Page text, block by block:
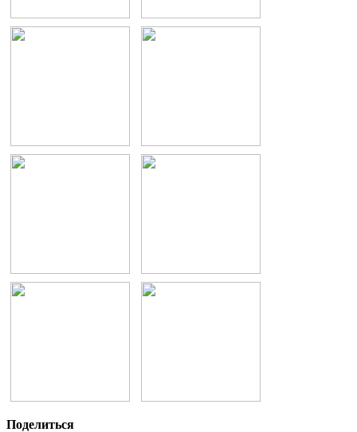
Поделиться